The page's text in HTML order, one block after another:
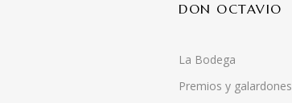
DON OCTAVIO
La Bodega
Premios y galardones